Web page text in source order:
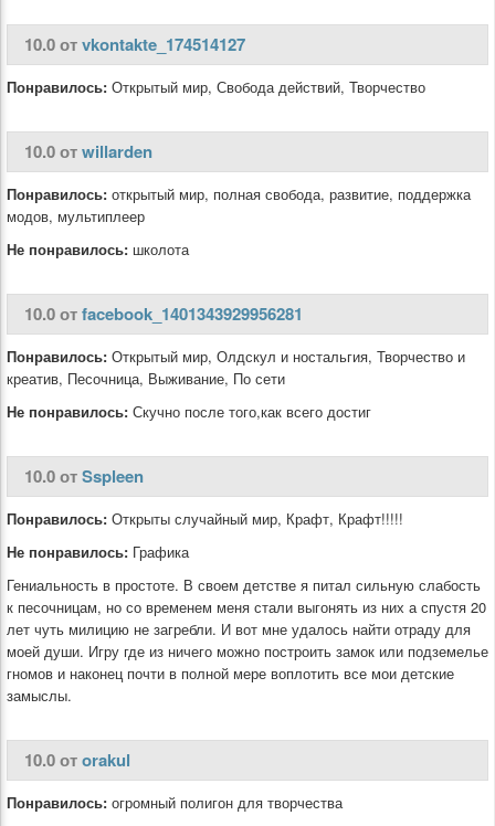
10.0 отvkontakte_174514127
Понравилось: Открытый мир, Свобода действий, Творчество
10.0 отwillarden
Понравилось: открытый мир, полная свобода, развитие, поддержка
модов, мультиплеер
Не понравилось: школота
10.0 отfacebook_1401343929956281
Понравилось: Открытый мир, Олдскул и ностальгия, Творчество и
креатив, Песочница, Выживание, По сети
Не понравилось: Скучно после того,как всего достиг
10.0 отSspleen
Понравилось: Открыты случайный мир, Крафт, Крафт!!!!!
Не понравилось: Графика
Гениальность в простоте. В своем детстве я питал сильную слабость
к песочницам, но со временем меня стали выгонять из них а спустя 20
лет чуть милицию не загребли. И вот мне удалось найти отраду для
моей души. Игру где из ничего можно построить замок или подземелье
гномов и наконец почти в полной мере воплотить все мои детские
замыслы.
10.0 отorakul
Понравилось: огромный полигон для творчества